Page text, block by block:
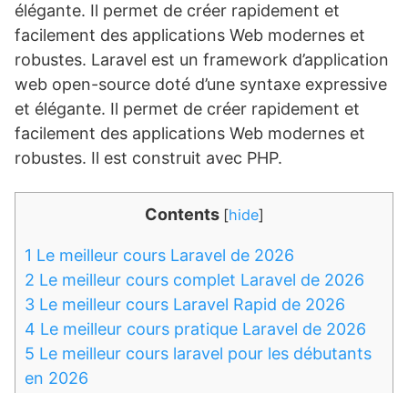
élégante. Il permet de créer rapidement et
facilement des applications Web modernes et
robustes. Laravel est un framework d’application
web open-source doté d’une syntaxe expressive
et élégante. Il permet de créer rapidement et
facilement des applications Web modernes et
robustes. Il est construit avec PHP.
Contents [hide]
1 Le meilleur cours Laravel de 2026
2 Le meilleur cours complet Laravel de 2026
3 Le meilleur cours Laravel Rapid de 2026
4 Le meilleur cours pratique Laravel de 2026
5 Le meilleur cours laravel pour les débutants
en 2026